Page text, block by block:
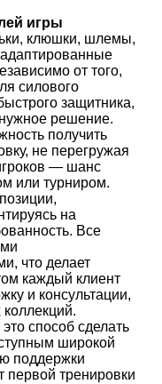
игры
клюшки, шлемы,
от того,
силового
защитника,
решение.
получить
не перегружая
— шанс
или турниром.
на
Все
что делает
каждый клиент
и консультации,
способ сделать
широкой
поддержки
первой тренировки